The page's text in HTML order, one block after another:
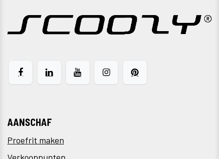
AANSCHAF
Proefrit maken